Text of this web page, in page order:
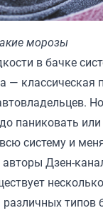
морозы
в бачке
— классическая
паниковать
систему и
Дзен-
типов